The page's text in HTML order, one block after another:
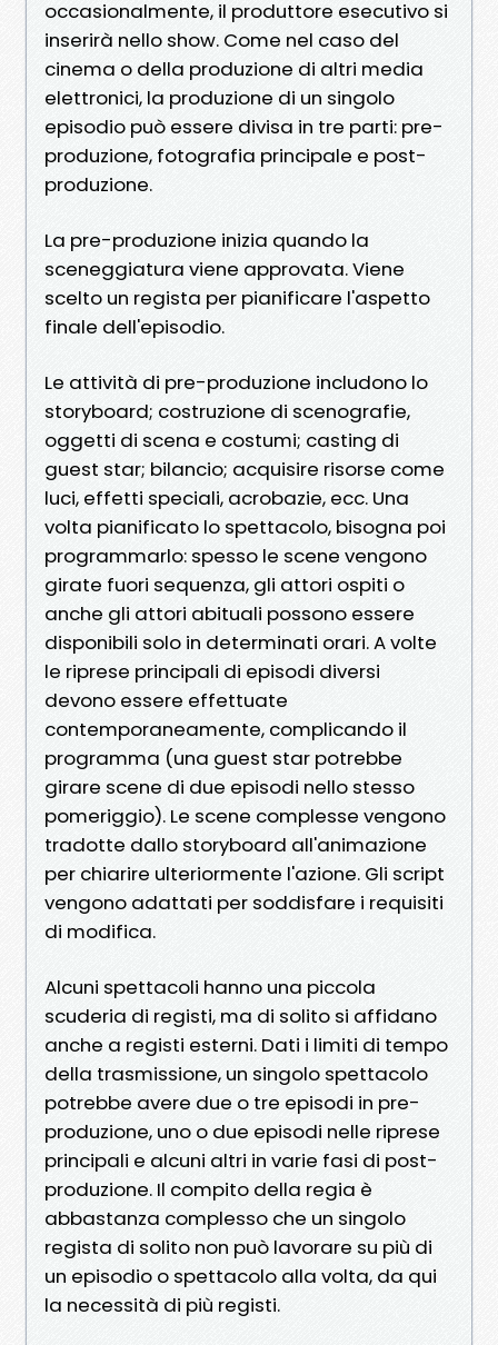
occasionalmente, il produttore esecutivo si
inserirà nello show. Come nel caso del
cinema o della produzione di altri media
elettronici, la produzione di un singolo
episodio può essere divisa in tre parti: pre-
produzione, fotografia principale e post-
produzione.
La pre-produzione inizia quando la
sceneggiatura viene approvata. Viene
scelto un regista per pianificare l'aspetto
finale dell'episodio.
Le attività di pre-produzione includono lo
storyboard; costruzione di scenografie,
oggetti di scena e costumi; casting di
guest star; bilancio; acquisire risorse come
luci, effetti speciali, acrobazie, ecc. Una
volta pianificato lo spettacolo, bisogna poi
programmarlo: spesso le scene vengono
girate fuori sequenza, gli attori ospiti o
anche gli attori abituali possono essere
disponibili solo in determinati orari. A volte
le riprese principali di episodi diversi
devono essere effettuate
contemporaneamente, complicando il
programma (una guest star potrebbe
girare scene di due episodi nello stesso
pomeriggio). Le scene complesse vengono
tradotte dallo storyboard all'animazione
per chiarire ulteriormente l'azione. Gli script
vengono adattati per soddisfare i requisiti
di modifica.
Alcuni spettacoli hanno una piccola
scuderia di registi, ma di solito si affidano
anche a registi esterni. Dati i limiti di tempo
della trasmissione, un singolo spettacolo
potrebbe avere due o tre episodi in pre-
produzione, uno o due episodi nelle riprese
principali e alcuni altri in varie fasi di post-
produzione. Il compito della regia è
abbastanza complesso che un singolo
regista di solito non può lavorare su più di
un episodio o spettacolo alla volta, da qui
la necessità di più registi.